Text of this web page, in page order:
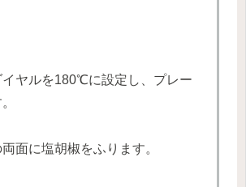
ヤルを180℃に設定し、プレー
面に塩胡椒をふります。